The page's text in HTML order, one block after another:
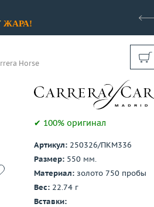
ЖАРА!
Показать все
Horse
✔ 100% оригинал
Артикул: 250326/ПКМ336
Размер: 550 мм.
Материал: золото 750 пробы
Вес: 22.74 г
Вставки: